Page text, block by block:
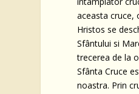
aceasta cruce,
Hristos se
Sfântului si
trecerea de la
Sfânta Cruce
noastra. Prin